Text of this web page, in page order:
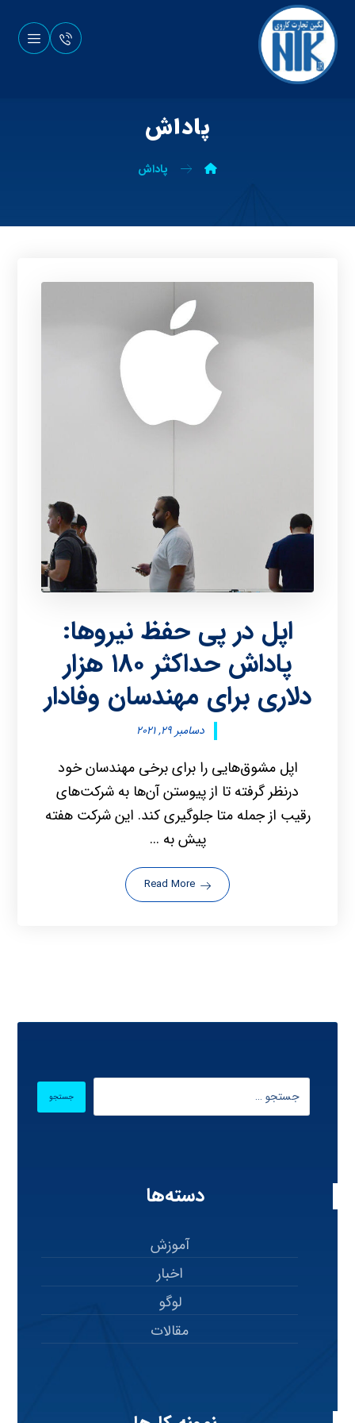
پاداش
پاداش
اپل در پی حفظ نیروها:
پاداش حداکثر ۱۸۰ هزار
دلاری برای مهندسان وفادار
دسامبر ۲۹, ۲۰۲۱
اپل مشوق‌هایی را برای برخی مهندسان خود
درنظر گرفته تا از پیوستن آن‌ها به شرکت‌های
رقیب از جمله متا جلوگیری کند. این شرکت هفته
پیش به ...
Read More
دسته‌ها
آموزش
اخبار
لوگو
مقالات